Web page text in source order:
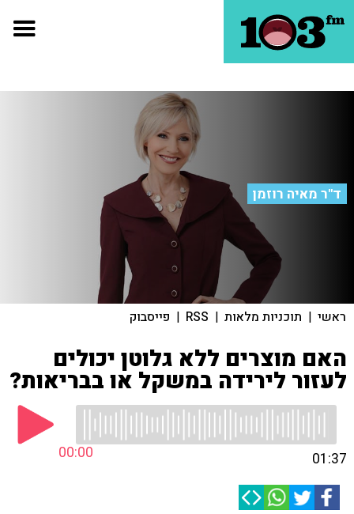
ד"ר מאיה רוזמן
ראשי | תוכניות מלאות |
RSS
| פייסבוק
האם מוצרים ללא גלוטן יכולים
לעזור לירידה במשקל או בבריאות?
00:00 01:37